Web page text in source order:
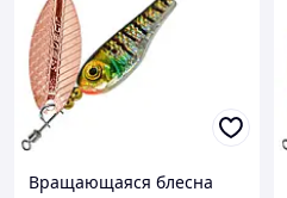
Вращающаяся блесна